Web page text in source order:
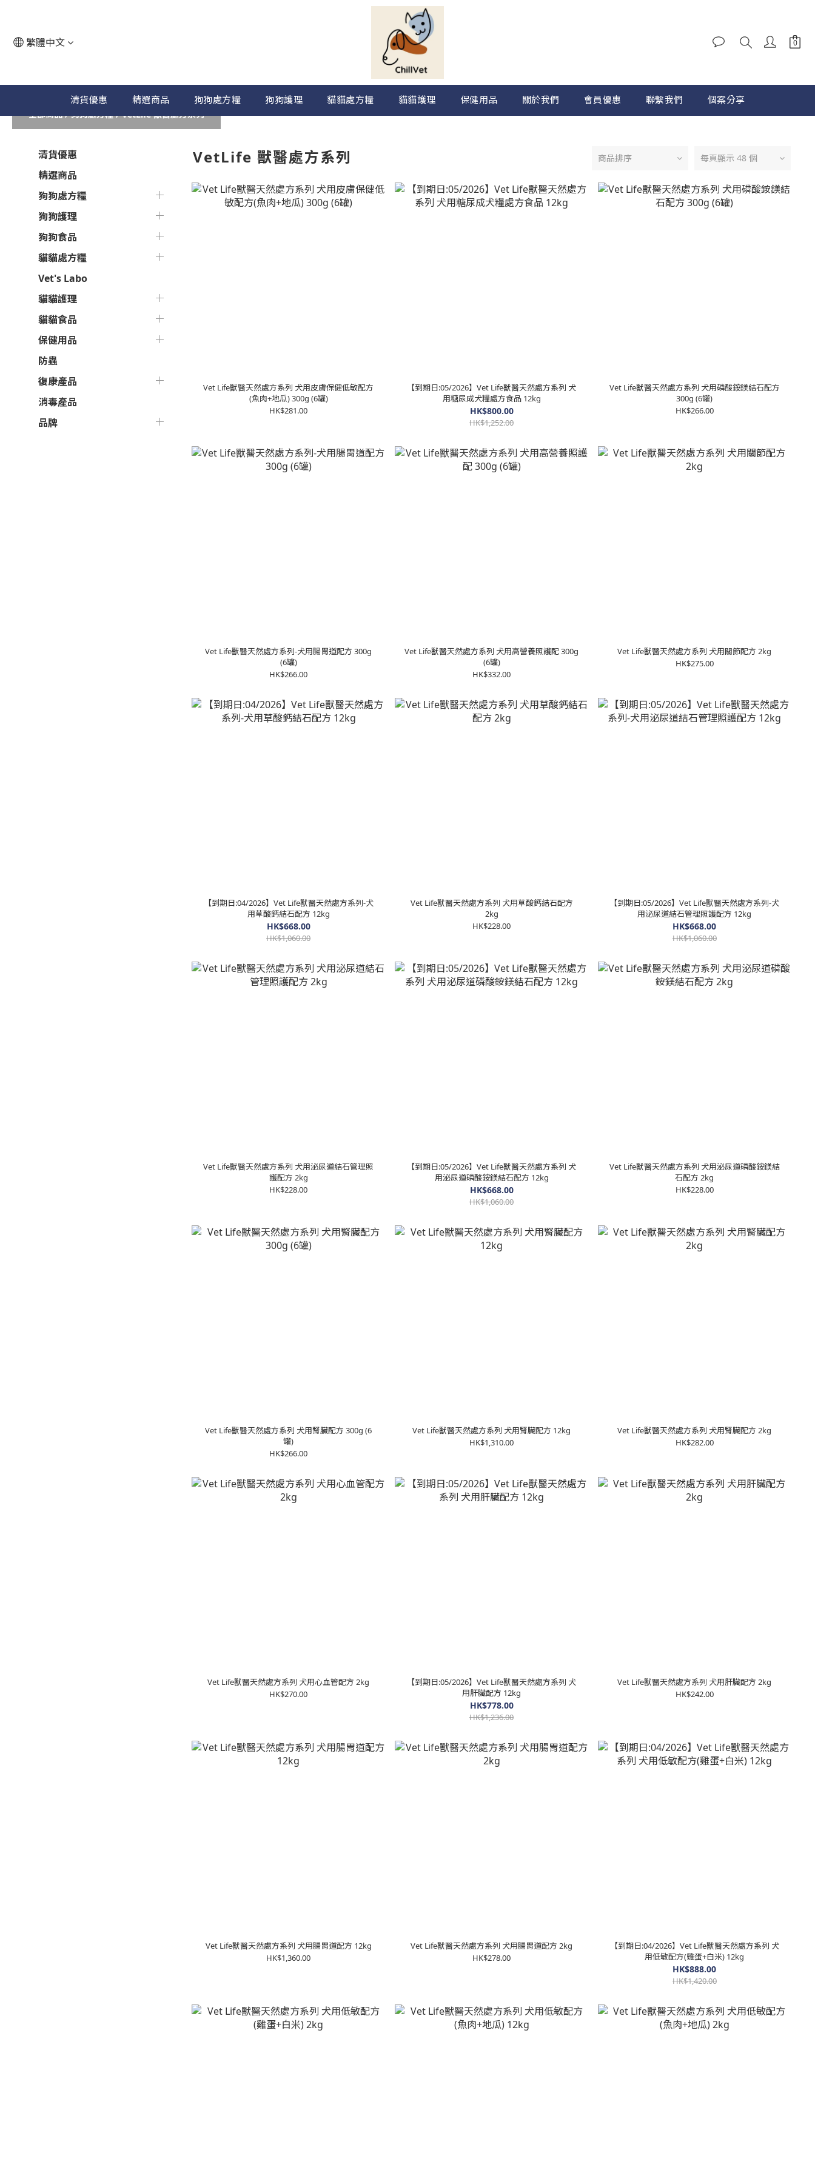
繁體中文
清貨優惠 精選商品 狗狗處方糧 狗狗護理 貓貓處方糧 貓貓護理 保健用品 關於我們 會員優惠 聯繫我們 個案分享
全部商品/狗狗處方糧/VetLife 獸醫處方系列
清貨優惠
精選商品
狗狗處方糧
狗狗護理
狗狗食品
貓貓處方糧
Vet's Labo
貓貓護理
貓貓食品
保健用品
防蟲
復康產品
消毒產品
品牌
VetLife 獸醫處方系列 商品排序 每頁顯示 48 個
Vet Life獸醫天然處方系列 犬用皮膚保健低敏配方
(魚肉+地瓜) 300g (6罐)
HK$281.00
【到期日:05/2026】Vet Life獸醫天然處方系列 犬
用糖尿成犬糧處方食品 12kg
HK$800.00
HK$1,252.00
Vet Life獸醫天然處方系列 犬用磷酸銨鎂結石配方
300g (6罐)
HK$266.00
Vet Life獸醫天然處方系列-犬用腸胃道配方 300g
(6罐)
HK$266.00
Vet Life獸醫天然處方系列 犬用高營養照護配 300g
(6罐)
HK$332.00
Vet Life獸醫天然處方系列 犬用關節配方 2kg
HK$275.00
【到期日:04/2026】Vet Life獸醫天然處方系列-犬
用草酸鈣結石配方 12kg
HK$668.00
HK$1,060.00
Vet Life獸醫天然處方系列 犬用草酸鈣結石配方
2kg
HK$228.00
【到期日:05/2026】Vet Life獸醫天然處方系列-犬
用泌尿道結石管理照護配方 12kg
HK$668.00
HK$1,060.00
Vet Life獸醫天然處方系列 犬用泌尿道結石管理照
護配方 2kg
HK$228.00
【到期日:05/2026】Vet Life獸醫天然處方系列 犬
用泌尿道磷酸銨鎂結石配方 12kg
HK$668.00
HK$1,060.00
Vet Life獸醫天然處方系列 犬用泌尿道磷酸銨鎂結
石配方 2kg
HK$228.00
Vet Life獸醫天然處方系列 犬用腎臟配方 300g (6
罐)
HK$266.00
Vet Life獸醫天然處方系列 犬用腎臟配方 12kg
HK$1,310.00
Vet Life獸醫天然處方系列 犬用腎臟配方 2kg
HK$282.00
Vet Life獸醫天然處方系列 犬用心血管配方 2kg
HK$270.00
【到期日:05/2026】Vet Life獸醫天然處方系列 犬
用肝臟配方 12kg
HK$778.00
HK$1,236.00
Vet Life獸醫天然處方系列 犬用肝臟配方 2kg
HK$242.00
Vet Life獸醫天然處方系列 犬用腸胃道配方 12kg
HK$1,360.00
Vet Life獸醫天然處方系列 犬用腸胃道配方 2kg
HK$278.00
【到期日:04/2026】Vet Life獸醫天然處方系列 犬
用低敏配方(雞蛋+白米) 12kg
HK$888.00
HK$1,420.00